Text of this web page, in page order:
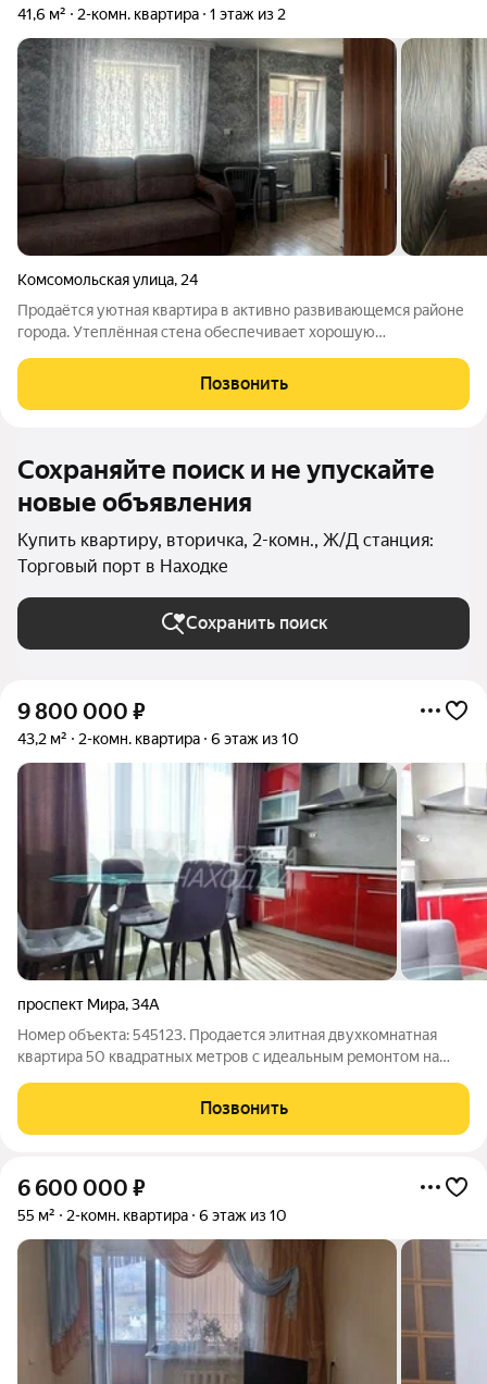
41,6 м² 2-комн. квартира 1 этаж из 2
Комсомольская улица, 24
Продаётся уютная квартира в активно развивающемся районе
города. Утеплённая стена обеспечивает хорошую
отличном состоянии. Мебель остаётся по договорённости.
Рядом расположены школа, парк и
Позвонить
Сохраняйте поиск и не упускайте
новые объявления
Купить квартиру, вторичка, 2-комн., Ж/Д станция:
Торговый порт в Находке
Сохранить поиск
9 800 000 ₽
43,2 м² 2-комн. квартира 6 этаж из 10
проспект Мира,34А
Номер объекта: 545123. Продается элитная двухкомнатная
квартира 50 квадратных метров с идеальным ремонтом на
начинается здесь. Просторная кухня в 10 квадратов,
современная отделка и полная меблировка
Позвонить
6 600 000 ₽
55 м² 2-комн. квартира 6 этаж из 10